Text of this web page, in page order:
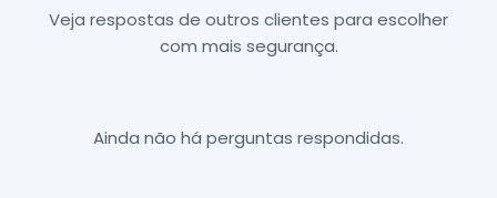
Veja respostas de outros clientes para escolher
com mais segurança.
Ainda não há perguntas respondidas.